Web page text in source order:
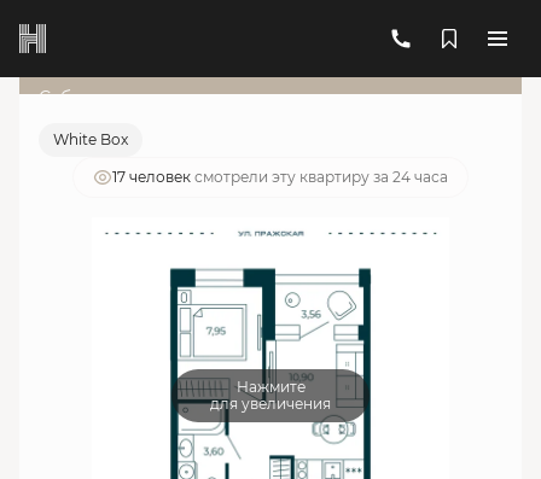
1-комнатная 10 996 689 руб.
Ипотека
Субсидированная ставка
White Box
17 человек смотрели эту квартиру за 24 часа
Нажмите
для увеличения